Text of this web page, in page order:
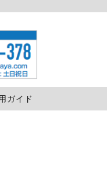
ガイド